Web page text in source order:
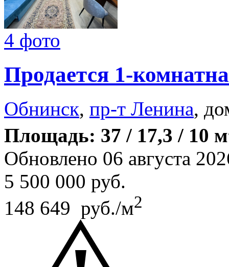
4 фото
Продается 1-
Обнинск, пр-т Ленина,
Площадь: 37 / 17,3 / 10 м
Обновлено 06 августа
5 500 000 руб.
148 649 руб./м2